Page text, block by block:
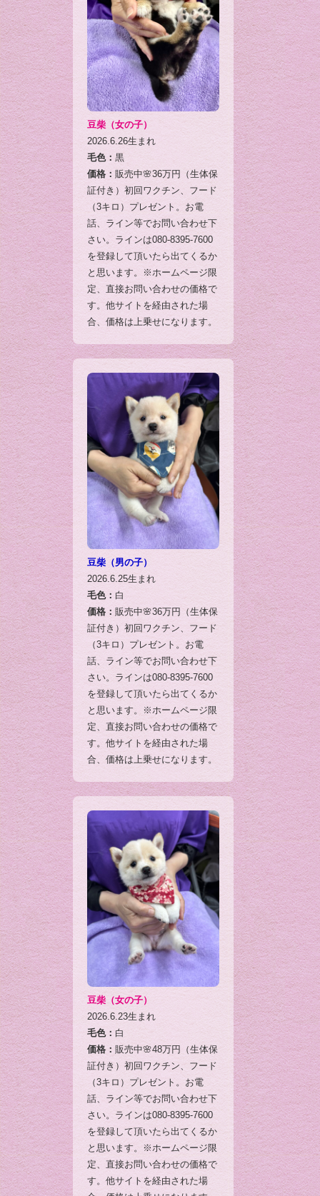
豆柴（女の子）
2026.6.26生まれ
毛色： 黒
価格： 販売中🌸36万円（生体保
証付き）初回ワクチン、フード
（3キロ）プレゼント。お電
話、ライン等でお問い合わせ下
さい。ラインは080-8395-7600
を登録して頂いたら出てくるか
と思います。※ホームページ限
定、直接お問い合わせの価格で
す。他サイトを経由された場
合、価格は上乗せになります。
豆柴（男の子）
2026.6.25生まれ
毛色： 白
価格： 販売中🌸36万円（生体保
証付き）初回ワクチン、フード
（3キロ）プレゼント。お電
話、ライン等でお問い合わせ下
さい。ラインは080-8395-7600
を登録して頂いたら出てくるか
と思います。※ホームページ限
定、直接お問い合わせの価格で
す。他サイトを経由された場
合、価格は上乗せになります。
豆柴（女の子）
2026.6.23生まれ
毛色： 白
価格： 販売中🌸48万円（生体保
証付き）初回ワクチン、フード
（3キロ）プレゼント。お電
話、ライン等でお問い合わせ下
さい。ラインは080-8395-7600
を登録して頂いたら出てくるか
と思います。※ホームページ限
定、直接お問い合わせの価格で
す。他サイトを経由された場